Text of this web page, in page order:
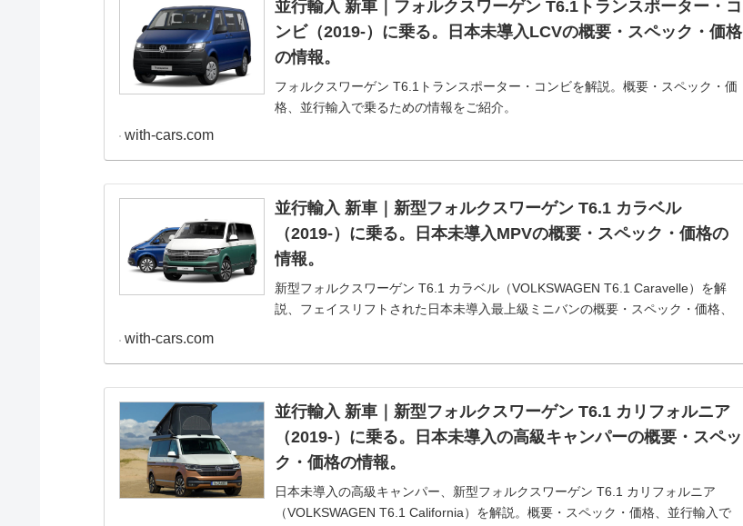
並行輸入 新車｜フォルクスワーゲン T6.1トランスポーター・コ
ンビ（2019-）に乗る。日本未導入LCVの概要・スペック・価格
の情報。
フォルクスワーゲン T6.1トランスポーター・コンビを解説。概要・スペック・価
格、並行輸入で乗るための情報をご紹介。
with-cars.com
並行輸入 新車｜新型フォルクスワーゲン T6.1 カラベル
（2019-）に乗る。日本未導入MPVの概要・スペック・価格の
情報。
新型フォルクスワーゲン T6.1 カラベル（VOLKSWAGEN T6.1 Caravelle）を解
説、フェイスリフトされた日本未導入最上級ミニバンの概要・スペック・価格、
with-cars.com
並行輸入 新車｜新型フォルクスワーゲン T6.1 カリフォルニア
（2019-）に乗る。日本未導入の高級キャンパーの概要・スペッ
ク・価格の情報。
日本未導入の高級キャンパー、新型フォルクスワーゲン T6.1 カリフォルニア
（VOLKSWAGEN T6.1 California）を解説。概要・スペック・価格、並行輸入で